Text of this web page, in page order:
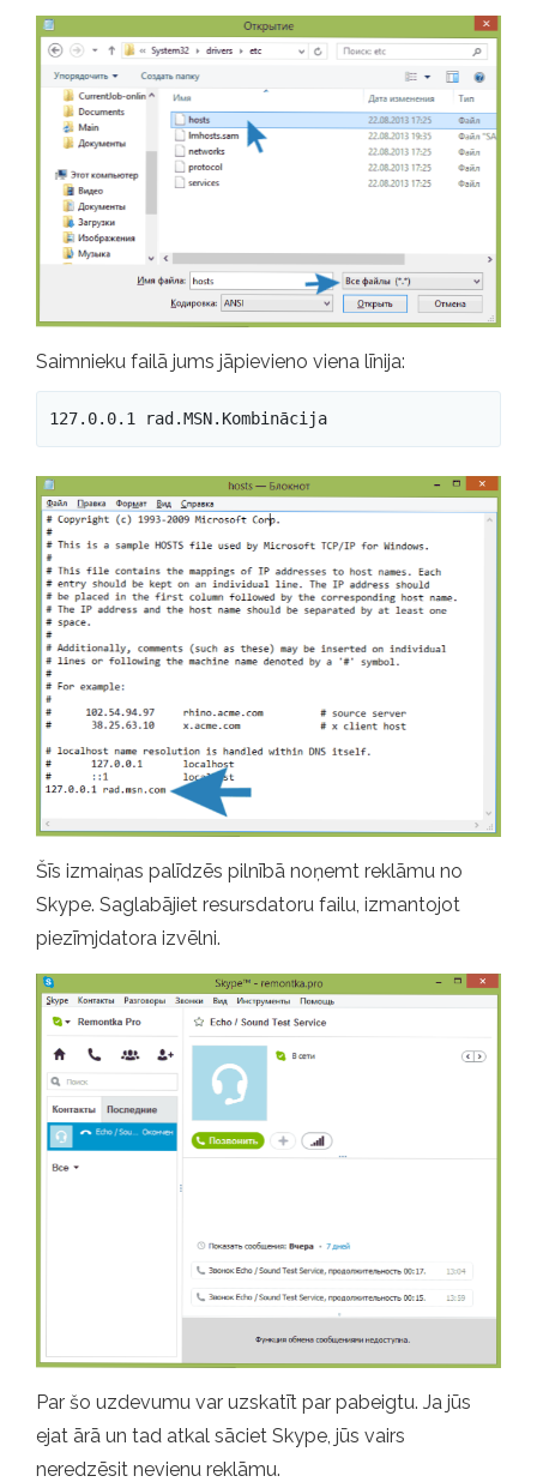
Saimnieku failā jums jāpievieno viena līnija:
127.0.0.1 rad.MSN.Kombinācija
Šīs izmaiņas palīdzēs pilnībā noņemt reklāmu no
Skype. Saglabājiet resursdatoru failu, izmantojot
piezīmjdatora izvēlni.
Par šo uzdevumu var uzskatīt par pabeigtu. Ja jūs
ejat ārā un tad atkal sāciet Skype, jūs vairs
neredzēsit nevienu reklāmu.